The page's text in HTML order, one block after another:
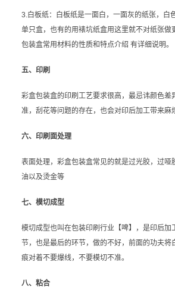
3.白板纸：白板纸是一面白，一面灰的纸张，白
单只盒，也有的用裱坑纸盒用这里就不对纸张做
包装盒常用材料的性质和特点介绍 有详细说明。
五、印刷
彩盒包装盒的印刷工艺要求很高，最忌讳颜色差
准，刮花等问题的存在，也会对印后加工带来麻
六、印刷面处理
表面处理，彩盒包装盒常见的就是过光胶，过哑
油以及烫金等
七、模切成型
模切成型也叫在包装印刷行业【啤】，是印后加
节，也是最后的环节，做的不好，前面的功夫将
痕对着不要爆线，不要模切不准。
八、粘合